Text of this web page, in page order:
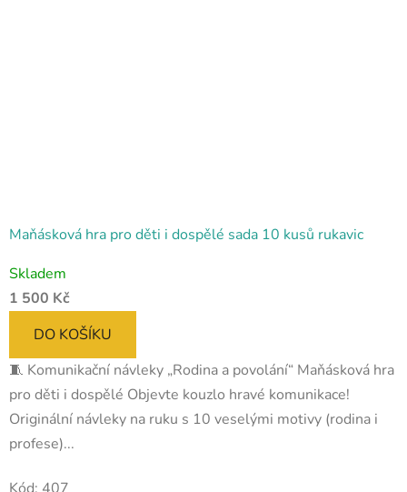
Maňásková hra pro děti i dospělé sada 10 kusů rukavic
hodnocení
produktu
5,0
z
5
hvězdiček.
Skladem
1 500 Kč
DO KOŠÍKU
🧵 Komunikační návleky „Rodina a povolání“ Maňásková hra
pro děti i dospělé Objevte kouzlo hravé komunikace!
Originální návleky na ruku s 10 veselými motivy (rodina i
profese)...